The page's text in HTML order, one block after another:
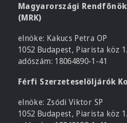
Magyarországi
(MRK)
elnöke: Kakucs Petra OP
1052 Budapest, Piarista köz 1.
adószám: 18064890-1-41
Férfi Szerzeteselöljárók
elnöke: Zsódi Viktor SP
1052 Budapest, Piarista köz 1.